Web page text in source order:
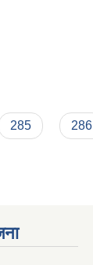
285 286